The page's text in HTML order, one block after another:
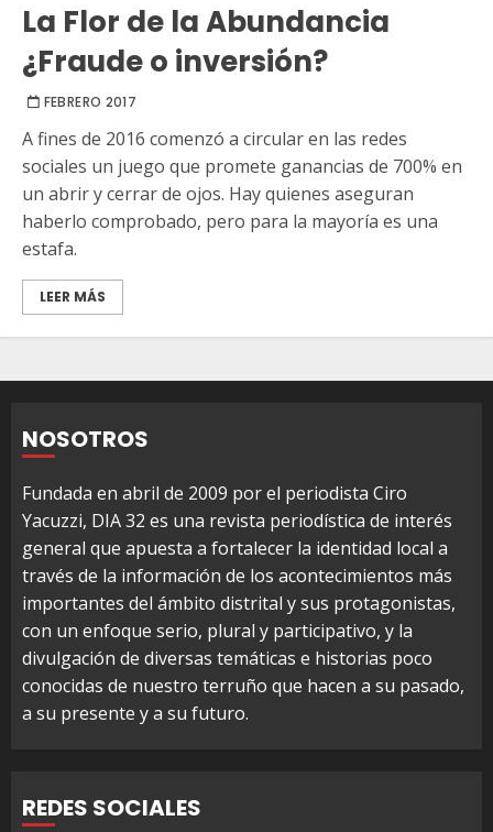
La Flor de la Abundancia
¿Fraude o inversión?
FEBRERO 2017
A fines de 2016 comenzó a circular en las redes
sociales un juego que promete ganancias de 700% en
un abrir y cerrar de ojos. Hay quienes aseguran
haberlo comprobado, pero para la mayoría es una
estafa.
LEER MÁS
NOSOTROS
Fundada en abril de 2009 por el periodista Ciro
Yacuzzi, DIA 32 es una revista periodística de interés
general que apuesta a fortalecer la identidad local a
través de la información de los acontecimientos más
importantes del ámbito distrital y sus protagonistas,
con un enfoque serio, plural y participativo, y la
divulgación de diversas temáticas e historias poco
conocidas de nuestro terruño que hacen a su pasado,
a su presente y a su futuro.
REDES SOCIALES